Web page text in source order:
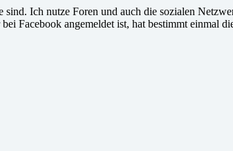
sind. Ich nutze Foren und auch die sozialen
Facebook angemeldet ist, hat bestimmt einmal